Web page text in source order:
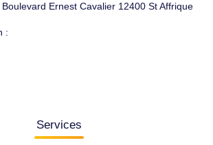
Ernest Cavalier 12400 St Affrique
:
Services